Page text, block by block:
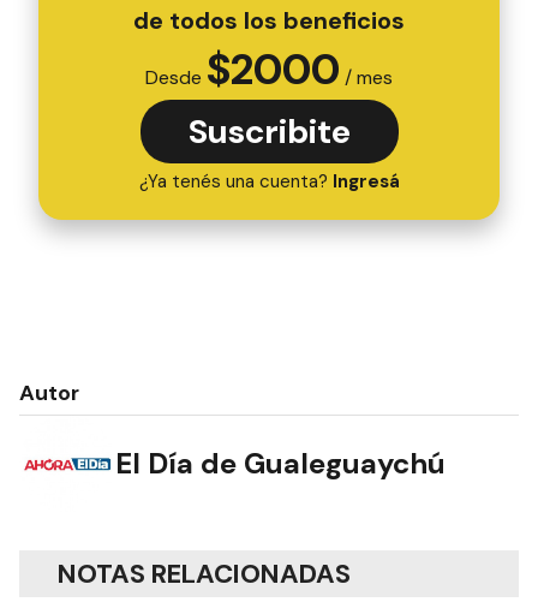
de todos los beneficios
Desde $2000 / mes
Suscribite
¿Ya tenés una cuenta? Ingresá
Autor
El Día de Gualeguaychú
NOTAS RELACIONADAS